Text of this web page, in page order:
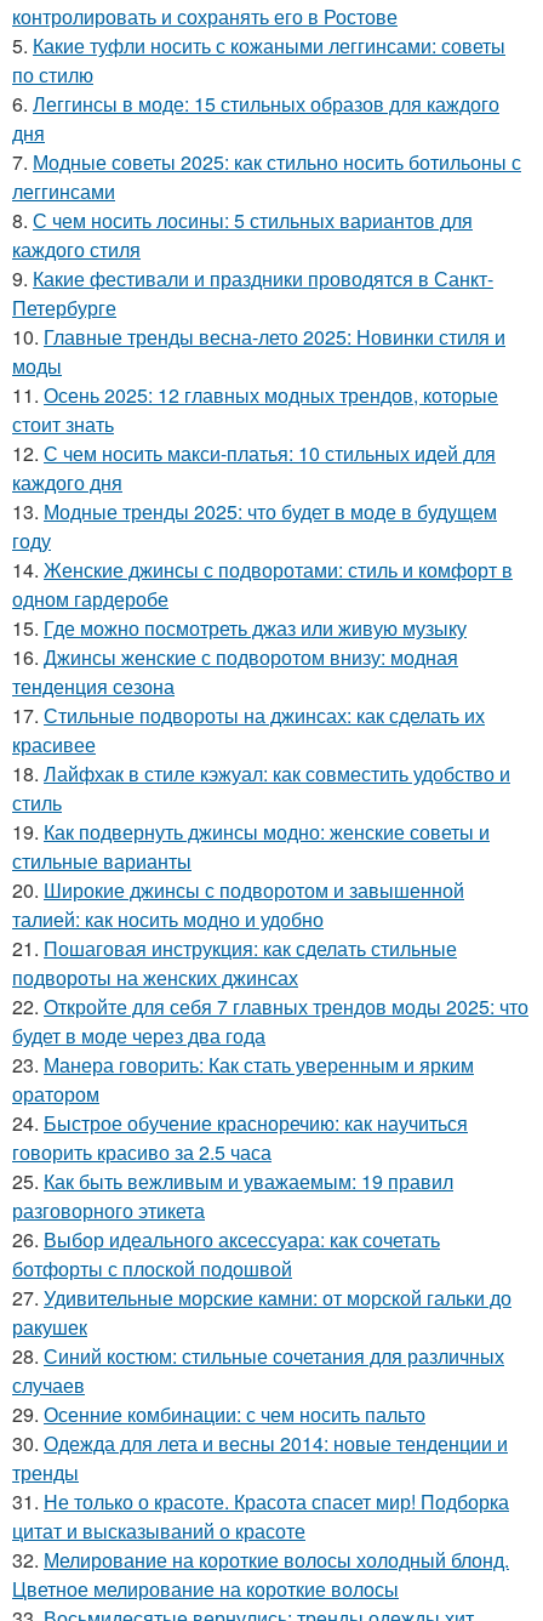
контролировать и сохранять его в Ростове
5. Какие туфли носить с кожаными леггинсами: советы
по стилю
6. Леггинсы в моде: 15 стильных образов для каждого
дня
7. Модные советы 2025: как стильно носить ботильоны с
леггинсами
8. С чем носить лосины: 5 стильных вариантов для
каждого стиля
9. Какие фестивали и праздники проводятся в Санкт-
Петербурге
10. Главные тренды весна-лето 2025: Новинки стиля и
моды
11. Осень 2025: 12 главных модных трендов, которые
стоит знать
12. С чем носить макси-платья: 10 стильных идей для
каждого дня
13. Модные тренды 2025: что будет в моде в будущем
году
14. Женские джинсы с подворотами: стиль и комфорт в
одном гардеробе
15. Где можно посмотреть джаз или живую музыку
16. Джинсы женские с подворотом внизу: модная
тенденция сезона
17. Стильные подвороты на джинсах: как сделать их
красивее
18. Лайфхак в стиле кэжуал: как совместить удобство и
стиль
19. Как подвернуть джинсы модно: женские советы и
стильные варианты
20. Широкие джинсы с подворотом и завышенной
талией: как носить модно и удобно
21. Пошаговая инструкция: как сделать стильные
подвороты на женских джинсах
22. Откройте для себя 7 главных трендов моды 2025: что
будет в моде через два года
23. Манера говорить: Как стать уверенным и ярким
оратором
24. Быстрое обучение красноречию: как научиться
говорить красиво за 2.5 часа
25. Как быть вежливым и уважаемым: 19 правил
разговорного этикета
26. Выбор идеального аксессуара: как сочетать
ботфорты с плоской подошвой
27. Удивительные морские камни: от морской гальки до
ракушек
28. Синий костюм: стильные сочетания для различных
случаев
29. Осенние комбинации: с чем носить пальто
30. Одежда для лета и весны 2014: новые тенденции и
тренды
31. Не только о красоте. Красота спасет мир! Подборка
цитат и высказываний о красоте
32. Мелирование на короткие волосы холодный блонд.
Цветное мелирование на короткие волосы